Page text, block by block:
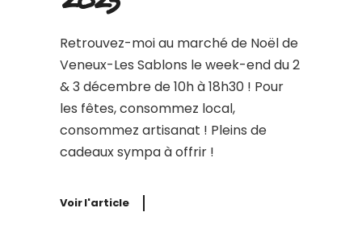
Retrouvez-moi au marché de Noël de
Veneux-Les Sablons le week-end du 2
& 3 décembre de 10h à 18h30 ! Pour
les fêtes, consommez local,
consommez artisanat ! Pleins de
cadeaux sympa à offrir !
Voir l'article